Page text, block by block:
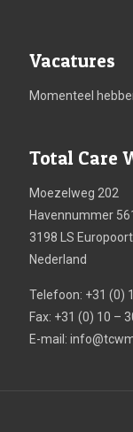
Vacatures
Momenteel
Total Care
Moezelweg 202
Havennummer
3198 LS
Nederland
Telefoon: +31 (0)
Fax: +31 (0) 10 –
E-mail: